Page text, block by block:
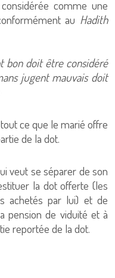
comme une
au Hadith
bon doit être considéré
jugent mauvais doit
ce que le marié offre
de la dot.
veut se séparer de son
la dot offerte (les
achetés par lui) et de
pension de viduité et à
reportée de la dot.